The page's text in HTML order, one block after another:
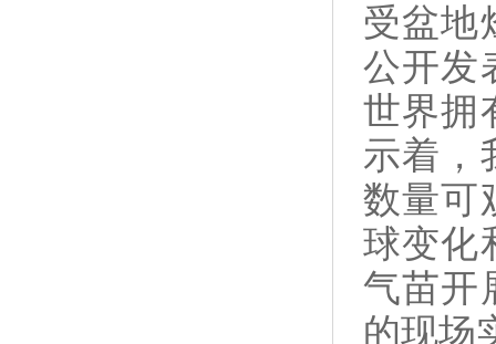
受盆地
公开发
世界拥
示着，
数量可
球变化
气苗开
的现场